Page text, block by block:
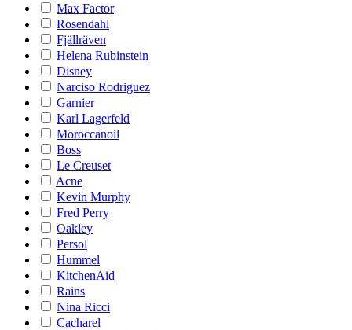
Max Factor
Rosendahl
Fjällräven
Helena Rubinstein
Disney
Narciso Rodriguez
Garnier
Karl Lagerfeld
Moroccanoil
Boss
Le Creuset
Acne
Kevin Murphy
Fred Perry
Oakley
Persol
Hummel
KitchenAid
Rains
Nina Ricci
Cacharel